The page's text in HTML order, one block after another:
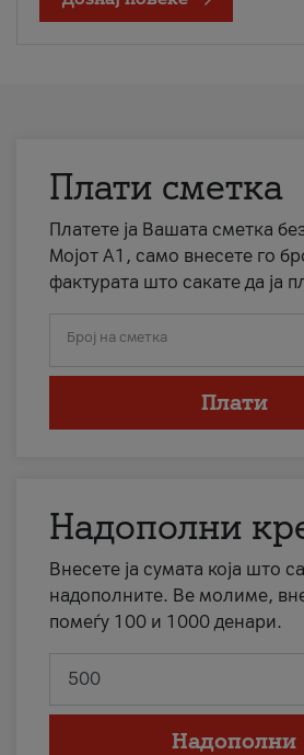
Плати сметка
Платете ја Вашата сметка
Мојот А1, само внесете го
фактурата што сакате да ја
Број на сметка
Плати
Надополни
Внесете ја сумата која што
надополните. Ве молиме,
помеѓу 100 и 1000 денари.
Надополни